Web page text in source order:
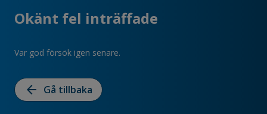
Okänt fel inträffade
Var god försök igen senare.
arrow_back Gå tillbaka